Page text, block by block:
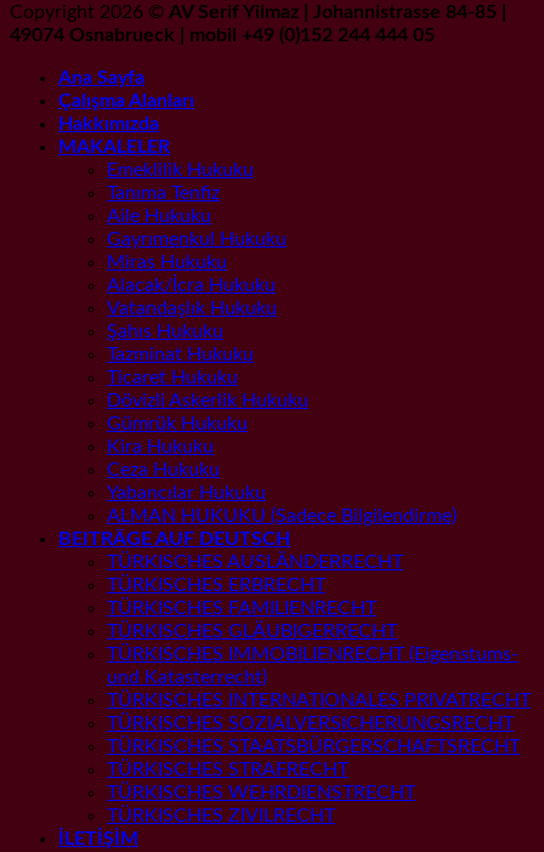
Copyright 2026 © AV Serif Yilmaz | Johannistrasse 84-85 |
49074 Osnabrueck | mobil +49 (0)152 244 444 05
Ana Sayfa
Çalışma Alanları
Hakkımızda
MAKALELER
Emeklilik Hukuku
Tanıma Tenfiz
Aile Hukuku
Gayrımenkul Hukuku
Miras Hukuku
Alacak/İcra Hukuku
Vatandaşlık Hukuku
Şahıs Hukuku
Tazminat Hukuku
Ticaret Hukuku
Dövizli Askerlik Hukuku
Gümrük Hukuku
Kira Hukuku
Ceza Hukuku
Yabancılar Hukuku
ALMAN HUKUKU (Sadece Bilgilendirme)
BEITRÄGE AUF DEUTSCH
TÜRKISCHES AUSLÄNDERRECHT
TÜRKISCHES ERBRECHT
TÜRKISCHES FAMILIENRECHT
TÜRKISCHES GLÄUBIGERRECHT
TÜRKISCHES IMMOBILIENRECHT (Eigenstums-
und Katasterrecht)
TÜRKISCHES INTERNATIONALES PRIVATRECHT
TÜRKISCHES SOZIALVERSICHERUNGSRECHT
TÜRKISCHES STAATSBÜRGERSCHAFTSRECHT
TÜRKISCHES STRAFRECHT
TÜRKISCHES WEHRDIENSTRECHT
TÜRKISCHES ZIVILRECHT
İLETİŞİM